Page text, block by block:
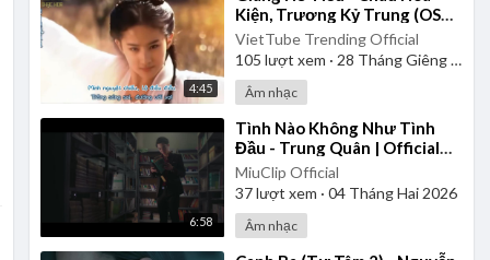
4:45
Kiện, Trương Kỷ Trung (OST
Thần Điêu Đại Hiệp 2006) |
Vietsub
VietTube Trending Official
105 lượt xem · 28 Tháng Giêng 2025
Âm nhạc
6:58
⁣Tình Nào Không Như Tình
Đầu - Trung Quân | Official
Music Video
MiuClip Official
37lượt xem · 04 Tháng Hai 2026
Âm nhạc